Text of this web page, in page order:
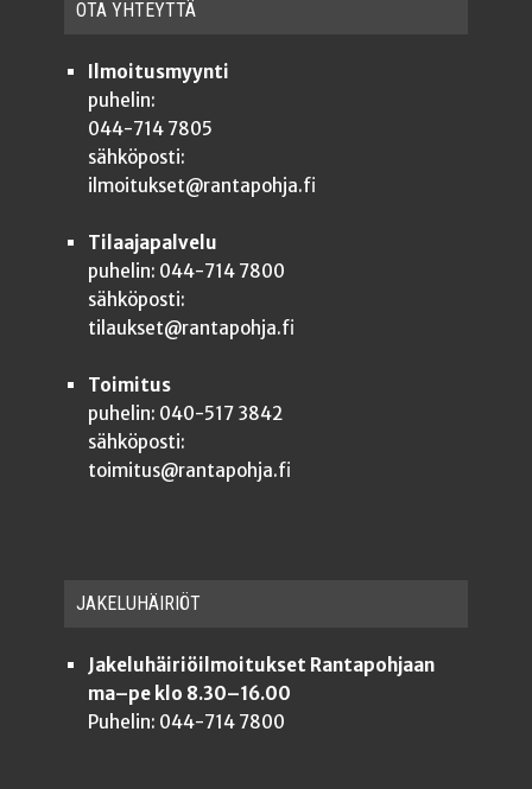
OTA YHTEYT­TÄ
Ilmoitusmyynti
puhelin:
044-714 7805
sähköposti:
ilmoitukset@rantapohja.fi
Tilaajapalvelu
puhelin: 044-714 7800
sähköposti:
tilaukset@rantapohja.fi
Toimitus
puhelin: 040-517 3842
sähköposti:
toimitus@rantapohja.fi
JAKE­LU­HÄI­RIÖT
Jakeluhäiriöilmoitukset Rantapohjaan
ma–pe klo 8.30–16.00
Puhelin: 044-714 7800